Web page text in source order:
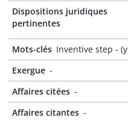
Dispositions juridiques
pertinentes
Mots-clés Inventive step -
Exergue -
Affaires citées -
Affaires citantes -